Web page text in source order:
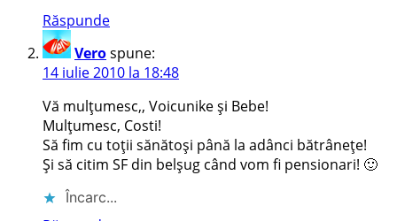
Răspunde
Verospune:
14 iulie 2010 la 18:48
Vă mulţumesc,, Voicunike şi Bebe!
Mulţumesc, Costi!
Să fim cu toţii sănătoşi până la adânci bătrâneţe!
Şi să citim SF din belşug când vom fi pensionari! 🙂
Încarc...